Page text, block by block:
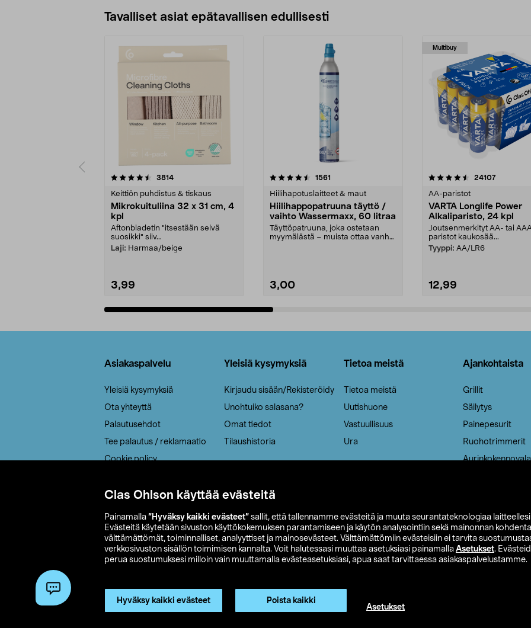
Clas Ohlson käyttää evästeitä
Painamalla ”Hyväksy kaikki evästeet” sallit, että tallennamme evästeitä ja muuta seurantateknologiaa laitteellesi
Evästeitä käytetään sivuston käyttökokemuksen parantamiseen ja käytön analysointiin sekä mainonnan
välttämättömät, toiminnalliset, analyyttiset ja mainosevästeet. Välttämättömiin evästeisiin ei tarvita
verkkosivuston sisällön toimimisen kannalta. Voit halutessasi muuttaa asetuksiasi painamalla Asetukset.
perua suostumuksesi milloin vain muuttamalla evästeasetuksiasi, apua saat tarvittaessa asiakaspalvelustamme.
Hyväksy kaikki evästeet Poista kaikki
Asetukset
Tavalliset asiat epätavallisen edullisesti
3814arvostelut
Keittiön puhdistus & tiskaus
Mikrokuituliina 32 x 31 cm, 4
kpl
Aftonbladetin "itsestään selvä
suosikki" siiv...
Laji: Harmaa/beige
3,99
4.5viidestä
1561
Hiilihapotuslaitteet & maut
Hiilihappopatruuna täyttö /
vaihto Wassermaxx, 60 litraa
Täyttöpatruuna, joka ostetaan
myymälästä – muista ottaa vanha
3,00
Multibuy
4.5viidestä
24107arvostelut
AA-paristot
VARTA Longlife Power
Alkaliparisto, 24 kpl
Joutsenmerkityt AA- tai
paristot kaukosää...
Tyyppi: AA/LR6
12,99
4.5viidestä
Asiakaspalvelu
Yleisiä kysymyksiä
Ota yhteyttä
Palautusehdot
Tee palautus / reklamaatio
Cookie policy
Saavutettavuus
Yleisiä kysymyksiä
Kirjaudu sisään/Rekisteröidy
Unohtuiko salasana?
Omat tiedot
Tilaushistoria
Tietoa meistä
Tietoa meistä
Uutishuone
Vastuullisuus
Ura
Ajankohtaista
Grillit
Säilytys
Painepesurit
Ruohotrimmerit